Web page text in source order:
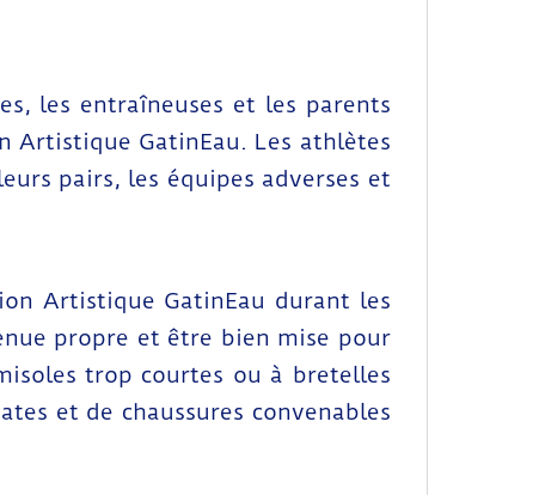
les entraîneuses et les parents
Artistique GatinEau. Les athlètes
pairs, les équipes adverses et
Artistique GatinEau durant les
propre et être bien mise pour
trop courtes ou à bretelles
et de chaussures convenables